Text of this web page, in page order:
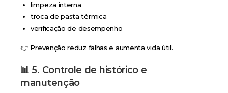
limpeza interna
troca de pasta térmica
verificação de desempenho
👉 Prevenção reduz falhas e aumenta vida útil.
📊 5. Controle de histórico e
manutenção